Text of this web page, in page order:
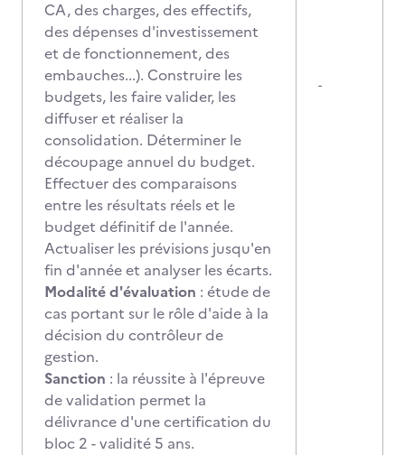
CA, des charges, des effectifs,
des dépenses d'investissement
et de fonctionnement, des
embauches...). Construire les
budgets, les faire valider, les
diffuser et réaliser la
consolidation. Déterminer le
découpage annuel du budget.
Effectuer des comparaisons
entre les résultats réels et le
budget définitif de l'année.
Actualiser les prévisions jusqu'en
fin d'année et analyser les écarts.
Modalité d'évaluation : étude de
cas portant sur le rôle d'aide à la
décision du contrôleur de
gestion.
Sanction : la réussite à l'épreuve
de validation permet la
délivrance d'une certification du
bloc 2 - validité 5 ans.
-